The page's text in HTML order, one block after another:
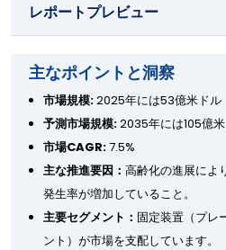
レポートプレビュー
主なポイントと洞察
市場規模:2025年には53億米ドル
予測市場規模:2035年には105億
市場CAGR:7.5%
主な推進要因： 高齢化の進展によ
発生率が増加していること。
主要セグメント： 固定装置（プレ
ント）が市場を支配しています。